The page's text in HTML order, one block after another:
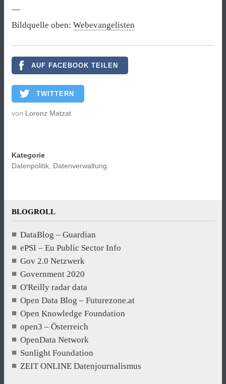
—
Bildquelle oben: Webevangelisten
AUF FACEBOOK TEILEN
TWITTERN
von Lorenz Matzat
Kategorie
Datenpolitik Datenverwaltung
BLOGROLL
DataBlog – Guardian
ePSI – Eu Public Sector Info
Gov 2.0 Netzwerk
Government 2020
O'Reilly radar data
Open Data Blog – Futurezone.at
Open Knowledge Foundation
open3 – Österreich
OpenData Network
Sunlight Foundation
ZEIT ONLINE Datenjournalismus